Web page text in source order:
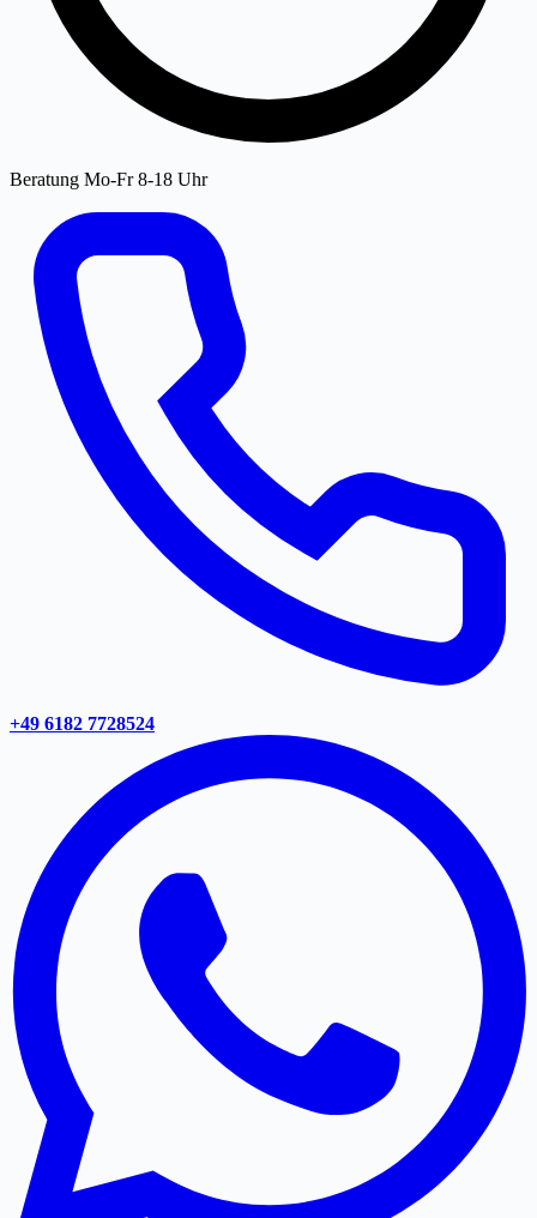
Beratung Mo-Fr 8-18 Uhr
+49 6182 7728524